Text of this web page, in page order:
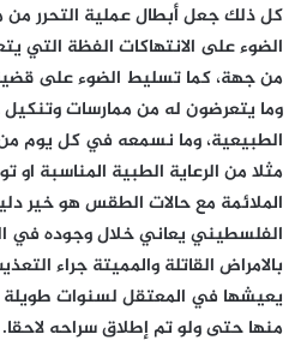
كل ذلك جعل أبطال عملية التحرر
الضوء على الانتهاكات الفظة
من جهة، كما تسليط الضوء على
وما يتعرضون له من ممارسات
الطبيعية، وما نسمعه في كل يوم من
مثلا من الرعاية الطبية المناسبة او
الملائمة مع حالات الطقس هو خير
الفلسطيني يعاني خلال وجوده في
بالامراض القاتلة والمميتة جراء
يعيشها في المعتقل لسنوات
منها حتى ولو تم إطلاق سراحه لاحقا.